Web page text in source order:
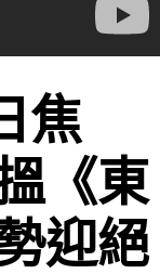
焦
《東
迎絕